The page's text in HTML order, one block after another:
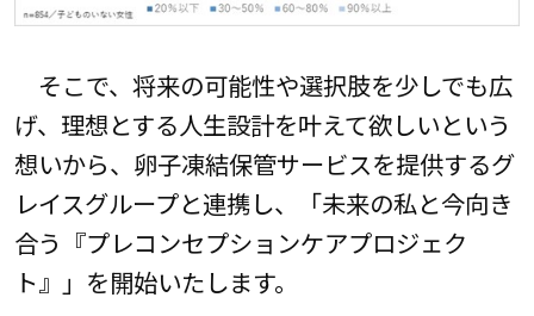
そこで、将来の可能性や選択肢を少しでも広
げ、理想とする人生設計を叶えて欲しいという
想いから、卵子凍結保管サービスを提供するグ
レイスグループと連携し、「未来の私と今向き
合う『プレコンセプションケアプロジェク
ト』」を開始いたします。